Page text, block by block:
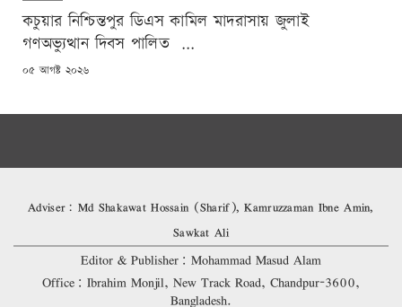
কচুয়ার নিশ্চিন্তপুর ডিএস কামিল মাদরাসায় জুলাই
গণঅভ্যুত্থান দিবস পালিত ...
POSTED
০৫ আগষ্ট ২০২৬
Adviser: Md Shakawat Hossain (Sharif), Kamruzzaman Ibne Amin,
Sawkat Ali
Editor & Publisher: Mohammad Masud Alam
Office: Ibrahim Monjil, New Track Road, Chandpur-3600,
Bangladesh.